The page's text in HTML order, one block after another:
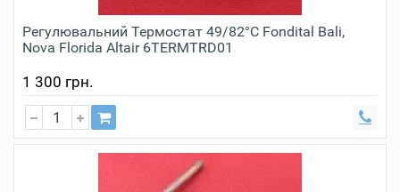
Регулювальний Термостат 49/82°С Fondital Bali,
Nova Florida Altair 6TERMTRD01
1 300 грн.